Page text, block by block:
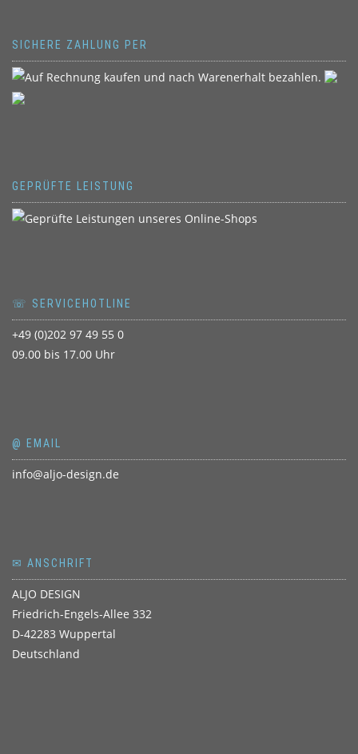
SICHERE ZAHLUNG PER
GEPRÜFTE LEISTUNG
☏ SERVICEHOTLINE
+49 (0)202 97 49 55 0
09.00 bis 17.00 Uhr
@ EMAIL
info@aljo-design.de
✉ ANSCHRIFT
ALJO DESIGN
Friedrich-Engels-Allee 332
D-42283 Wuppertal
Deutschland